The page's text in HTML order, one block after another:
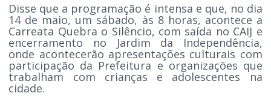
Disse que a programação é intensa e que, no dia
14 de maio, um sábado, às 8 horas, acontece a
Carreata Quebra o Silêncio, com saída no CAIJ e
encerramento no Jardim da Independência,
onde acontecerão apresentações culturais com
participação da Prefeitura e organizações que
trabalham com crianças e adolescentes na
cidade.